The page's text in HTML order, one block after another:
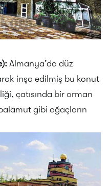
Almanya’da düz
inşa edilmiş bu konut
çatısında bir orman
gibi ağaçların